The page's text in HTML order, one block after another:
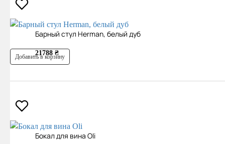
Барный стул Herman, белый дуб
21788 ₴
Добавить в корзину
Бокал для вина Oli